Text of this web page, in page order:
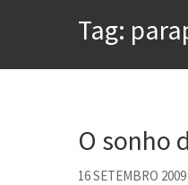
Tag:
O sonho
16 SETEMBRO 2009